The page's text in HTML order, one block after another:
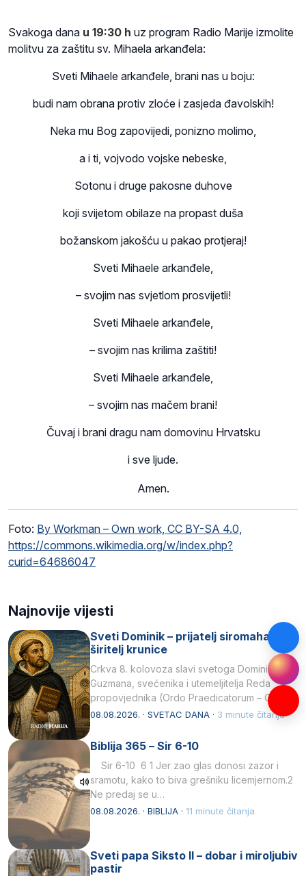
Svakoga dana u 19:30 h uz program Radio Marije izmolite
molitvu za zaštitu sv. Mihaela arkanđela:
Sveti Mihaele arkanđele, brani nas u boju:
budi nam obrana protiv zloće i zasjeda đavolskih!
Neka mu Bog zapovijedi, ponizno molimo,
a i ti, vojvodo vojske nebeske,
Sotonu i druge pakosne duhove
koji svijetom obilaze na propast duša
božanskom jakošću u pakao protjeraj!
Sveti Mihaele arkanđele,
– svojim nas svjetlom prosvijetli!
Sveti Mihaele arkanđele,
– svojim nas krilima zaštiti!
Sveti Mihaele arkanđele,
– svojim nas mačem brani!
Čuvaj i brani dragu nam domovinu Hrvatsku
i sve ljude.
Amen.
Foto: By Workman – Own work, CC BY-SA 4.0,
https://commons.wikimedia.org/w/index.php?
curid=64686047
Najnovije vijesti
Sveti Dominik – prijatelj siromaha i
širitelj krunice
Crkva 8. kolovoza slavi svetoga Dominika
Guzmana, svećenika i utemeljitelja Reda
propovjednika (Ordo Praedicatorum – OP).
Svojim životom, dubokom ljubavlju prema
08.08.2026. · SVETAC DANA · 3 minute čitanja
Biblija 365 – Sir 6-10
Sir 6-10 6 1 Jer zao glas donosi zazor i
sramotu, kako to biva grešniku licemjernom.2
Ne predaj se u…
08.08.2026. · BIBLIJA · 11 minute čitanja
Sveti papa Siksto II – dobar i miroljubiv
pastir